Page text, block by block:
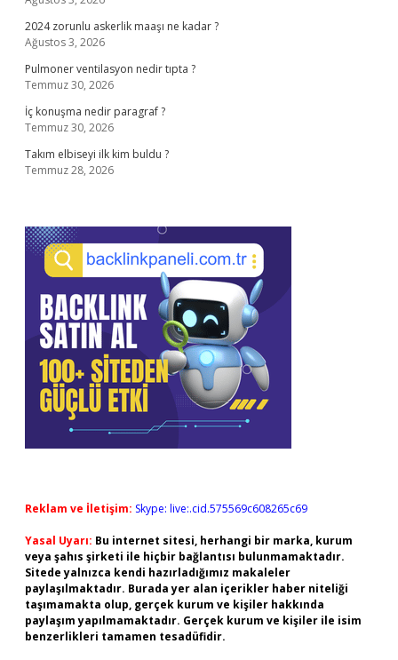
2024 zorunlu askerlik maaşı ne kadar ?
Ağustos 3, 2026
Pulmoner ventilasyon nedir tıpta ?
Temmuz 30, 2026
İç konuşma nedir paragraf ?
Temmuz 30, 2026
Takım elbiseyi ilk kim buldu ?
Temmuz 28, 2026
Reklam ve İletişim: Skype: live:.cid.575569c608265c69
Yasal Uyarı: Bu internet sitesi, herhangi bir marka, kurum
veya şahıs şirketi ile hiçbir bağlantısı bulunmamaktadır.
Sitede yalnızca kendi hazırladığımız makaleler
paylaşılmaktadır. Burada yer alan içerikler haber niteliği
taşımamakta olup, gerçek kurum ve kişiler hakkında
paylaşım yapılmamaktadır. Gerçek kurum ve kişiler ile isim
benzerlikleri tamamen tesadüfidir.